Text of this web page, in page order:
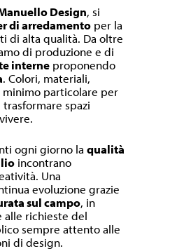
Design, si
di arredamento per la
di alta qualità. Da oltre
di produzione e di
interne proponendo
. Colori, materiali,
particolare per
spazi
ogni giorno laqualità
incontrano
Una
evoluzione grazie
sul campo, in
richieste del
sempre attento alle
di design.